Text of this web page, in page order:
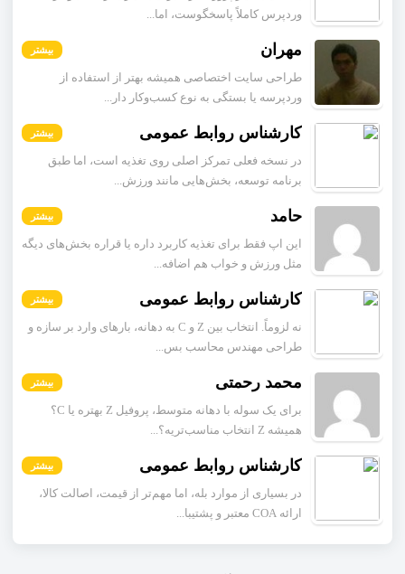
وردپرس کاملاً پاسخگوست، اما...
مهران بیشتر
طراحی سایت اختصاصی همیشه بهتر از استفاده از
وردپرسه یا بستگی به نوع کسب‌وکار دار...
کارشناس روابط عمومی بیشتر
در نسخه فعلی تمرکز اصلی روی تغذیه است، اما طبق
برنامه توسعه، بخش‌هایی مانند ورزش...
حامد بیشتر
این اپ فقط برای تغذیه کاربرد داره یا قراره بخش‌های دیگه
مثل ورزش و خواب هم اضافه...
کارشناس روابط عمومی بیشتر
نه لزوماً. انتخاب بین Z و C به دهانه، بارهای وارد بر سازه و
طراحی مهندس محاسب بس...
محمد رحمتی بیشتر
برای یک سوله با دهانه متوسط، پروفیل Z بهتره یا C؟
همیشه Z انتخاب مناسب‌تریه؟...
کارشناس روابط عمومی بیشتر
در بسیاری از موارد بله، اما مهم‌تر از قیمت، اصالت کالا،
ارائه COA معتبر و پشتیبا...